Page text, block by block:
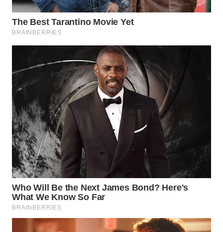
WN
LABUHANBATU
TENGAH
WN DELI
SERDANG
WN
TEBING
TINGGI
WN
PAKPAK
WN
KARAWANG